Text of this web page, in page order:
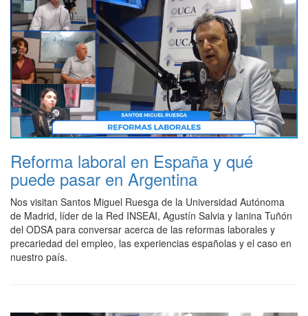
Reforma laboral en España y qué
puede pasar en Argentina
Nos visitan Santos Miguel Ruesga de la Universidad Autónoma
de Madrid, líder de la Red INSEAI, Agustín Salvia y Ianina Tuñón
del ODSA para conversar acerca de las reformas laborales y
precariedad del empleo, las experiencias españolas y el caso en
nuestro país.